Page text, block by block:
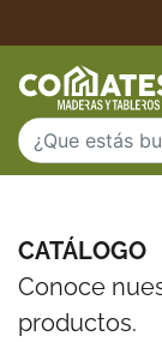
CATÁLOGO
Conoce
productos.